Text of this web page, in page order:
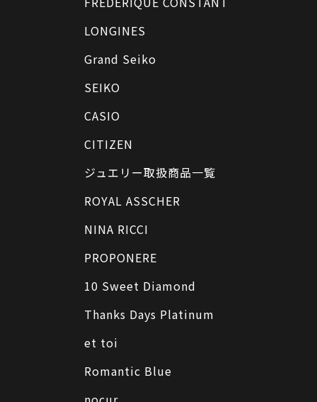
LONGINES
Grand Seiko
SEIKO
CASIO
CITIZEN
ジュエリー取扱商品一覧
ROYAL ASSCHER
NINA RICCI
PROPONERE
10 Sweet Diamond
Thanks Days Platinum
et toi
Romantic Blue